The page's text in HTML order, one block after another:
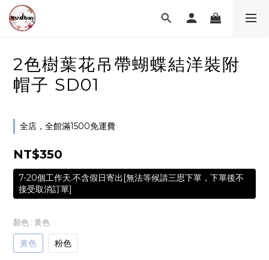
2色樹葉花吊帶蝴蝶結洋裝附
帽子 SD01
全店，全館滿1500免運費
NT$350
7-20個工作天.不含假日寄出[無法等候請三思下單，下單後不
接受取消訂單]
顏色 : 黃色
黃色 粉色